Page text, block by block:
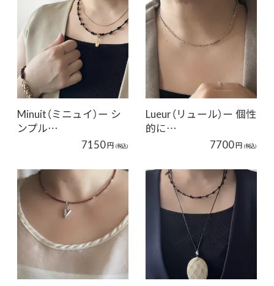
Minuit（ミニュイ）ー シ
ンプル…
7150円 (税込)
Lueur（リュール）ー 個性
的に…
7700円 (税込)